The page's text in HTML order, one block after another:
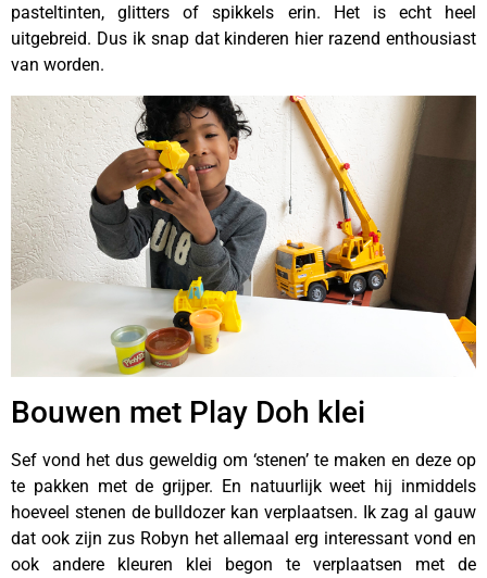
pasteltinten, glitters of spikkels erin. Het is echt heel
uitgebreid. Dus ik snap dat kinderen hier razend enthousiast
van worden.
Bouwen met Play Doh klei
Sef vond het dus geweldig om ‘stenen’ te maken en deze op
te pakken met de grijper. En natuurlijk weet hij inmiddels
hoeveel stenen de bulldozer kan verplaatsen. Ik zag al gauw
dat ook zijn zus Robyn het allemaal erg interessant vond en
ook andere kleuren klei begon te verplaatsen met de